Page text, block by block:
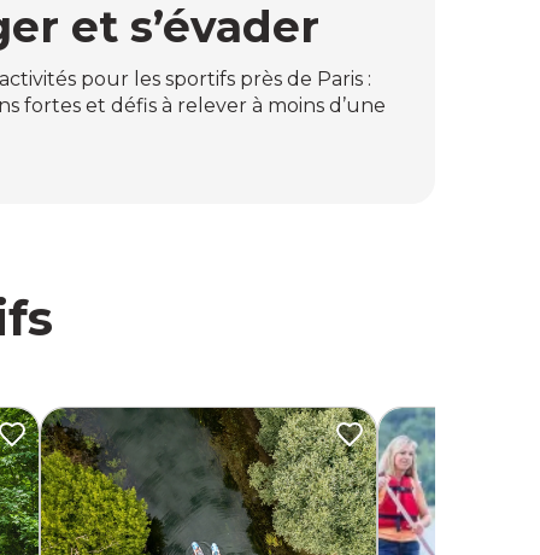
et s’évader
pour les sportifs près de Paris :
fortes et défis à relever à moins d’une